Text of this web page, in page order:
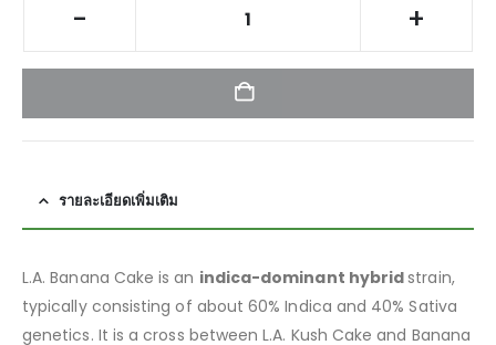
- +
รายละเอียดเพิ่มเติม
L.A. Banana Cake is an indica-dominant hybridstrain,
typically consisting of about 60% Indica and 40% Sativa
genetics. It is a cross between L.A. Kush Cake and Banana